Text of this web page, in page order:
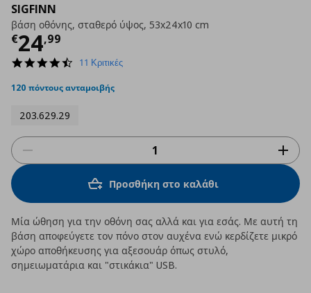
SIGFINN
βάση οθόνης, σταθερό ύψος, 53x24x10 cm
€24,99
Τρέχουσα τιμή
4.4
rating
11 Κριτικές
120 πόντους ανταμοιβής
203.629.29
Προσθήκη στο καλάθι
Μία ώθηση για την οθόνη σας αλλά και για εσάς. Με αυτή τη
βάση αποφεύγετε τον πόνο στον αυχένα ενώ κερδίζετε μικρό
χώρο αποθήκευσης για αξεσουάρ όπως στυλό,
σημειωματάρια και "στικάκια" USB.